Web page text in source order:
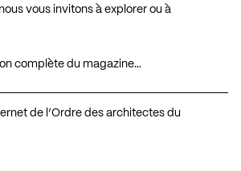
vous invitons à explorer ou à
complète du magazine…
de l’Ordre des architectes du